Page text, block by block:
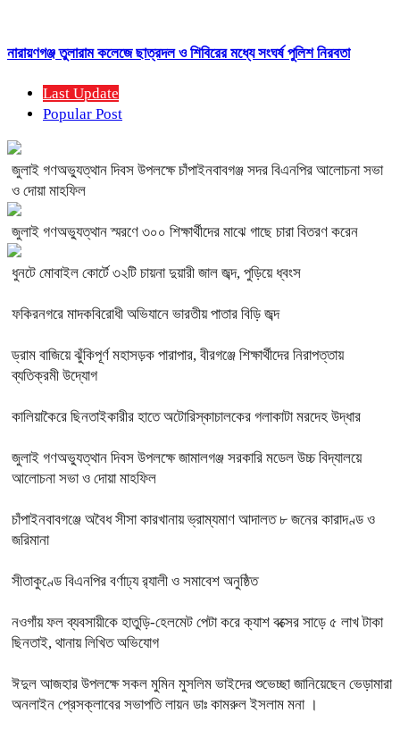
নারায়ণগঞ্জ তুলারাম কলেজে ছাত্রদল ও শিবিরের মধ্যে সংঘর্ষ পুলিশ নিরবতা
Last Update
Popular Post
জুলাই গণঅভ্যুত্থান দিবস উপলক্ষে চাঁপাইনবাবগঞ্জ সদর বিএনপির আলোচনা সভা
ও দোয়া মাহফিল
জুলাই গণঅভ্যুত্থান স্মরণে ৩০০ শিক্ষার্থীদের মাঝে গাছে চারা বিতরণ করেন
ধুনটে মোবাইল কোর্টে ৩২টি চায়না দুয়ারী জাল জব্দ, পুড়িয়ে ধ্বংস
ফকিরনগরে মাদকবিরোধী অভিযানে ভারতীয় পাতার বিড়ি জব্দ
ড্রাম বাজিয়ে ঝুঁকিপূর্ণ মহাসড়ক পারাপার, বীরগঞ্জে শিক্ষার্থীদের নিরাপত্তায়
ব্যতিক্রমী উদ্যোগ
কালিয়াকৈরে ছিনতাইকারীর হাতে অটোরিস্কাচালকের গলাকাটা মরদেহ উদ্ধার
জুলাই গণঅভ্যুত্থান দিবস উপলক্ষে জামালগঞ্জ সরকারি মডেল উচ্চ বিদ্যালয়ে
আলোচনা সভা ও দোয়া মাহফিল
চাঁপাইনবাবগঞ্জে অবৈধ সীসা কারখানায় ভ্রাম্যমাণ আদালত ৮ জনের কারাদণ্ড ও
জরিমানা
সীতাকুণ্ডে বিএনপির বর্ণাঢ্য র‍্যালী ও সমাবেশ অনুষ্ঠিত
নওগাঁয় ফল ব্যবসায়ীকে হাতুড়ি-হেলমেট পেটা করে ক্যাশ বক্সের সাড়ে ৫ লাখ টাকা
ছিনতাই, থানায় লিখিত অভিযোগ
ঈদুল আজহার উপলক্ষে সকল মুমিন মুসলিম ভাইদের শুভেচ্ছা জানিয়েছেন ভেড়ামারা
অনলাইন প্রেসক্লাবের সভাপতি লায়ন ডাঃ কামরুল ইসলাম মনা ।